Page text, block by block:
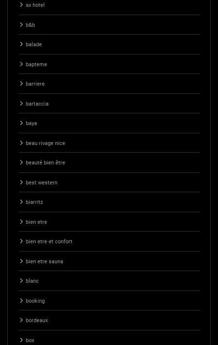
ax hotel
b&b
balade
bapteme
barriere
bartaccia
baya
beau rivage nice
beauté bien être
best western
biarritz
bien etre
bien etre et confort
bien etre sauna
blanc
booking
bordeaux
box